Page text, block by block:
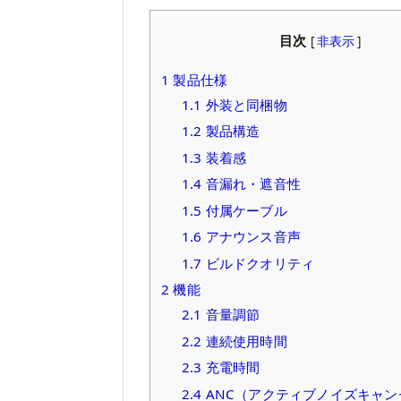
目次 [非表示]
1 製品仕様
1.1 外装と同梱物
1.2 製品構造
1.3 装着感
1.4 音漏れ・遮音性
1.5 付属ケーブル
1.6 アナウンス音声
1.7 ビルドクオリティ
2 機能
2.1 音量調節
2.2 連続使用時間
2.3 充電時間
2.4 ANC（アクティブノイズキャン